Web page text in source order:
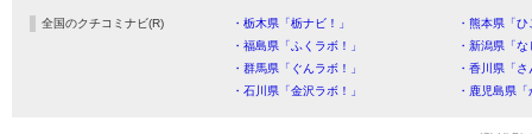
全国のクチコミナビ(R) ・栃木県「栃ナビ！」
・熊本県「
・福島県「ふくラボ！」
・新潟県「
・群馬県「ぐんラボ！」
・香川県「
・石川県「金沢ラボ！」
・鹿児島県